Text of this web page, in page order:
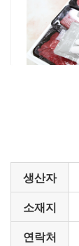
생산자
소재지
연락처